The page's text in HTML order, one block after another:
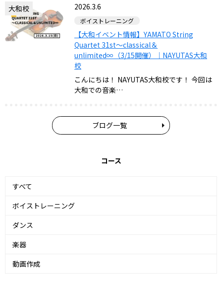
大和校 2026.3.6
ボイストレーニング
【大和イベント情報】YAMATO String
Quartet 31st～classical＆
unlimited∞（3/15開催）｜NAYUTAS大和
校
こんにちは！ NAYUTAS大和校です！ 今回は
大和での音楽…
ブログ一覧
コース
すべて
ボイストレーニング
ダンス
楽器
動画作成